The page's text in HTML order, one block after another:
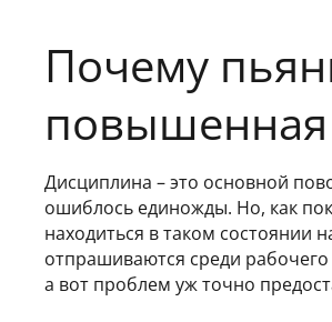
Почему
повышенная
Дисциплина – это основной
ошиблось единожды. Но, как
находиться в таком состоянии
отпрашиваются среди
а вот проблем уж точно